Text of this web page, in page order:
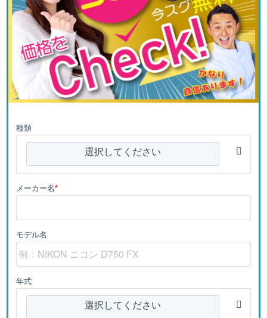
種類
選択してください
メーカー名*
モデル名
年式
選択してください